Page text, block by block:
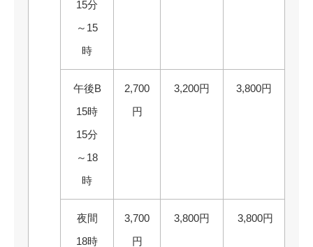
15分
～15
時
午後B
15時
15分
～18
時
2,700
円
3,200円 3,800円
夜間
18時
3,700
円
3,800円 3,800円